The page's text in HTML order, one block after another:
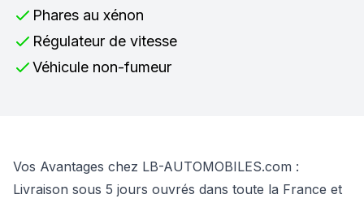
Phares au xénon
Régulateur de vitesse
Véhicule non-fumeur
Vos Avantages chez LB-AUTOMOBILES.com :
Livraison sous 5 jours ouvrés dans toute la France et